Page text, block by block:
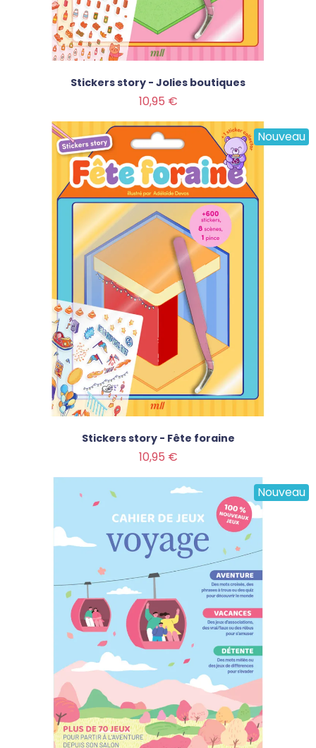
Stickers story - Jolies boutiques
10,95 €
Nouveau
Stickers story - Fête foraine
10,95 €
Nouveau